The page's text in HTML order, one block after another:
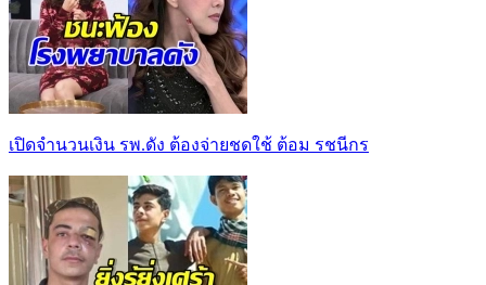
เปิดจำนวนเงิน รพ.ดัง ต้องจ่ายชดใช้ ต้อม รชนีกร